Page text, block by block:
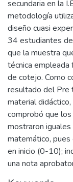
secundaria en la
metodología
diseño cuasi
34 estudiantes
que la muestra
técnica
de cotejo. Como
resultado del Pre
material
comprobó que
mostraron
matemático,
en inicio (0-10);
una nota